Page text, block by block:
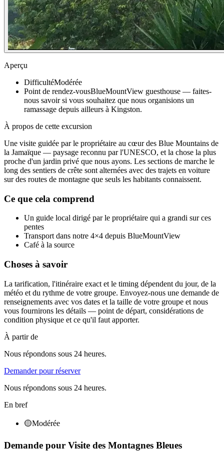
Aperçu
DifficultéModérée
Point de rendez-vousBlueMountView guesthouse — faites-
nous savoir si vous souhaitez que nous organisions un
ramassage depuis ailleurs à Kingston.
À propos de cette excursion
Une visite guidée par le propriétaire au cœur des Blue Mountains de
la Jamaïque — paysage reconnu par l'UNESCO, et la chose la plus
proche d'un jardin privé que nous ayons. Les sections de marche le
long des sentiers de crête sont alternées avec des trajets en voiture
sur des routes de montagne que seuls les habitants connaissent.
Ce que cela comprend
Un guide local dirigé par le propriétaire qui a grandi sur ces
pentes
Transport dans notre 4×4 depuis BlueMountView
Café à la source
Choses à savoir
La tarification, l'itinéraire exact et le timing dépendent du jour, de la
météo et du rythme de votre groupe. Envoyez-nous une demande de
renseignements avec vos dates et la taille de votre groupe et nous
vous fournirons les détails — point de départ, considérations de
condition physique et ce qu'il faut apporter.
À partir de
Nous répondons sous 24 heures.
Demander pour réserver
Nous répondons sous 24 heures.
En bref
🟡Modérée
Demande pour Visite des Montagnes Bleues